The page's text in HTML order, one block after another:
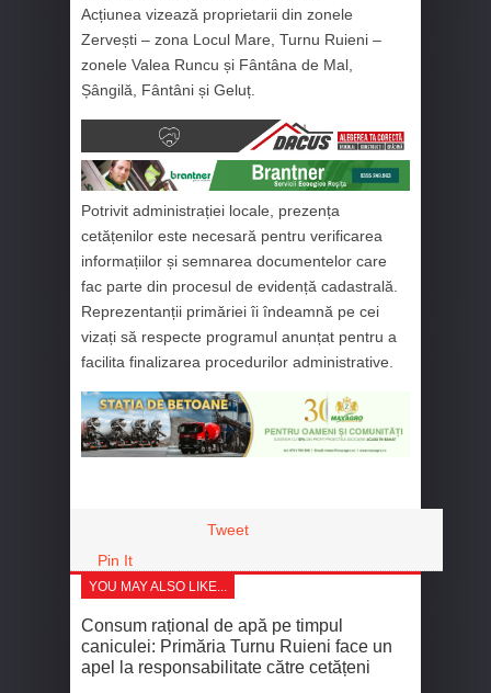
Acțiunea vizează proprietarii din zonele
Zervești – zona Locul Mare, Turnu Ruieni –
zonele Valea Runcu și Fântâna de Mal,
Șângilă, Fântâni și Geluț.
Potrivit administrației locale, prezența
cetățenilor este necesară pentru verificarea
informațiilor și semnarea documentelor care
fac parte din procesul de evidență cadastrală.
Reprezentanții primăriei îi îndeamnă pe cei
vizați să respecte programul anunțat pentru a
facilita finalizarea procedurilor administrative.
Tweet
Pin It
YOU MAY ALSO LIKE...
Consum rațional de apă pe timpul
caniculei: Primăria Turnu Ruieni face un
apel la responsabilitate către cetățeni